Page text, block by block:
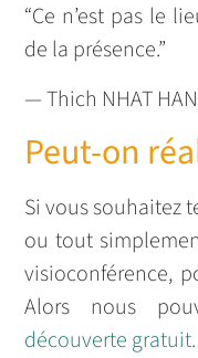
“Ce n’est pas le
de la présence.”
— Thich NHAT
Peut-on
Si vous souhaitez
ou tout
visioconférence,
Alors nous
découverte gratuit.